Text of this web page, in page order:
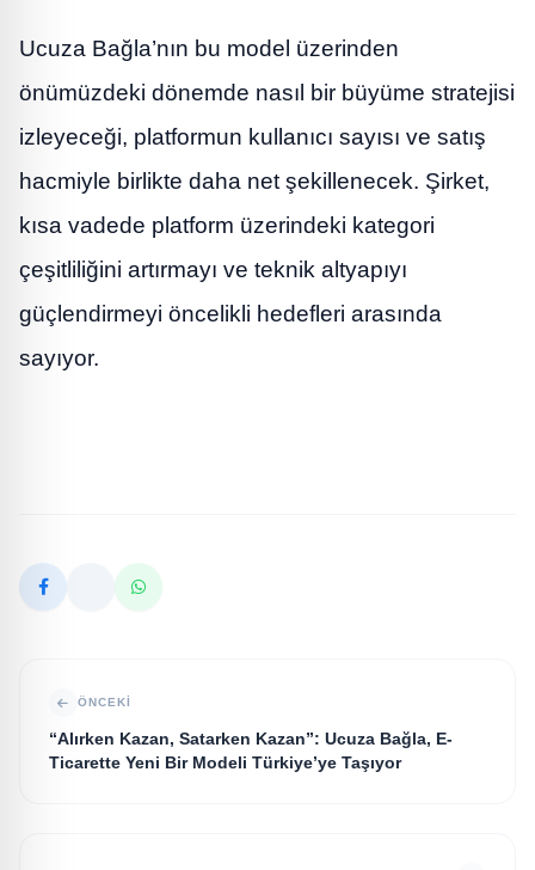
Ucuza Bağla’nın bu model üzerinden
önümüzdeki dönemde nasıl bir büyüme stratejisi
izleyeceği, platformun kullanıcı sayısı ve satış
hacmiyle birlikte daha net şekillenecek. Şirket,
kısa vadede platform üzerindeki kategori
çeşitliliğini artırmayı ve teknik altyapıyı
güçlendirmeyi öncelikli hedefleri arasında
sayıyor.
ÖNCEKI
“Alırken Kazan, Satarken Kazan”: Ucuza Bağla, E-
Ticarette Yeni Bir Modeli Türkiye’ye Taşıyor